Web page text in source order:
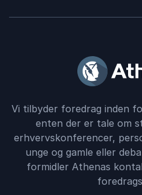
Vi tilbyder foredrag inden
enten der er tale om
erhvervskonferencer,
unge og gamle eller
formidler Athenas